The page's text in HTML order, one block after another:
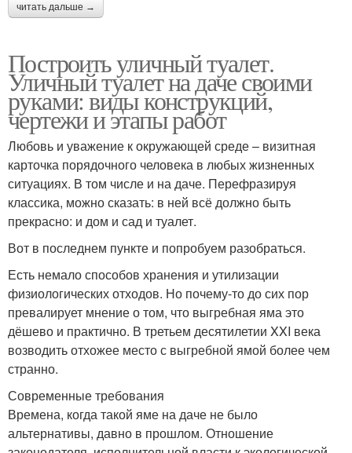
читать дальше →
Построить уличный туалет.
Уличный туалет на даче своими
руками: виды конструкций,
чертежи и этапы работ
Любовь и уважение к окружающей среде – визитная
карточка порядочного человека в любых жизненных
ситуациях. В том числе и на даче. Перефразируя
классика, можно сказать: в ней всё должно быть
прекрасно: и дом и сад и туалет.
Вот в последнем пункте и попробуем разобраться.
Есть немало способов хранения и утилизации
физиологических отходов. Но почему-то до сих пор
превалирует мнение о том, что выгребная яма это
дёшево и практично. В третьем десятилетии XXI века
возводить отхожее место с выгребной ямой более чем
странно.
Современные требования
Времена, когда такой яме на даче не было
альтернативы, давно в прошлом. Отношение